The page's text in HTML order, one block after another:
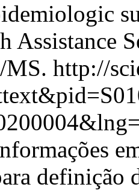
Assistance
MS. http://
definição